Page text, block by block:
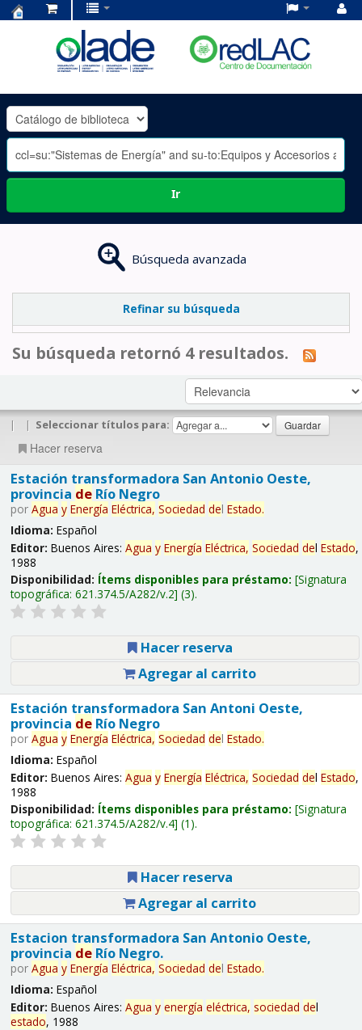
OLADE
-
Ir
Búsqueda avanzada
Refinar su búsqueda
Su búsqueda retornó 4 resultados.
| | Seleccionar títulos para:
Hacer reserva
Estación transformadora San Antonio Oeste,
provincia deRío Negro
por Agua y Energía Eléctrica, Sociedad del Estado.
Idioma: Español
Editor: Buenos Aires: Agua y Energía Eléctrica, Sociedad del Estado,
1988
Disponibilidad: Ítems disponibles para préstamo: Signatura
topográfica: 621.374.5/A282/v.2 (3).
Hacer reserva
Agregar al carrito
Estación transformadora San Antoni Oeste,
provincia deRío Negro
por Agua y Energía Eléctrica, Sociedad del Estado.
Idioma: Español
Editor: Buenos Aires: Agua y Energía Eléctrica, Sociedad del Estado,
1988
Disponibilidad: Ítems disponibles para préstamo: Signatura
topográfica: 621.374.5/A282/v.4 (1).
Hacer reserva
Agregar al carrito
Estacion transformadora San Antonio Oeste,
provincia deRío Negro.
por Agua y Energía Eléctrica, Sociedad del Estado.
Idioma: Español
Editor: Buenos Aires: Agua y energía eléctrica, sociedad del
estado, 1988